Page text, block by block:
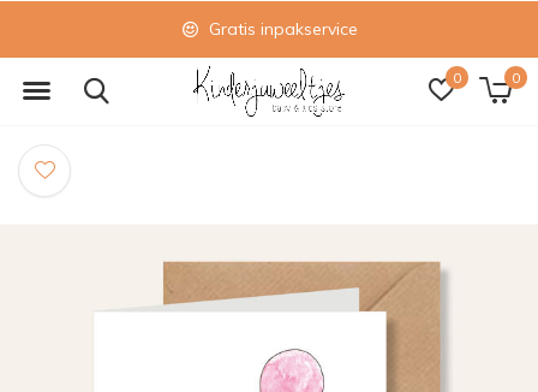
0 0
Gratis inpakservice